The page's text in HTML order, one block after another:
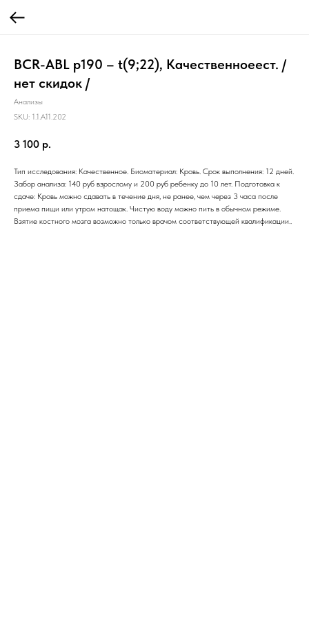
BCR-ABL p190 – t(9;22), Качественноеест. /
нет скидок /
Анализы
SKU: 1.1.A11.202
3 100 р.
Тип исследования: Качественное. Биоматериал: Кровь. Срок выполнения: 12 дней.
Забор анализа: 140 руб взрослому и 200 руб ребенку до 10 лет. Подготовка к
сдаче: Кровь можно сдавать в течение дня, не ранее, чем через 3 часа после
приема пищи или утром натощак. Чистую воду можно пить в обычном режиме.
Взятие костного мозга возможно только врачом соответствующей квалификации..